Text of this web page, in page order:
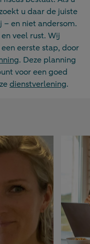
u daar de juiste
– en niet andersom.
veel rust. Wij
eerste stap, door
. Deze planning
voor een goed
dienstverlening.